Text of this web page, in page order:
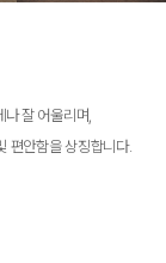
잘 어울리며,
편안함을 상징합니다.